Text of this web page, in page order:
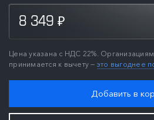
8 349 ₽
Цена указана с НДС 22%.
принимается к вычету — это выгоднее
Добавить в